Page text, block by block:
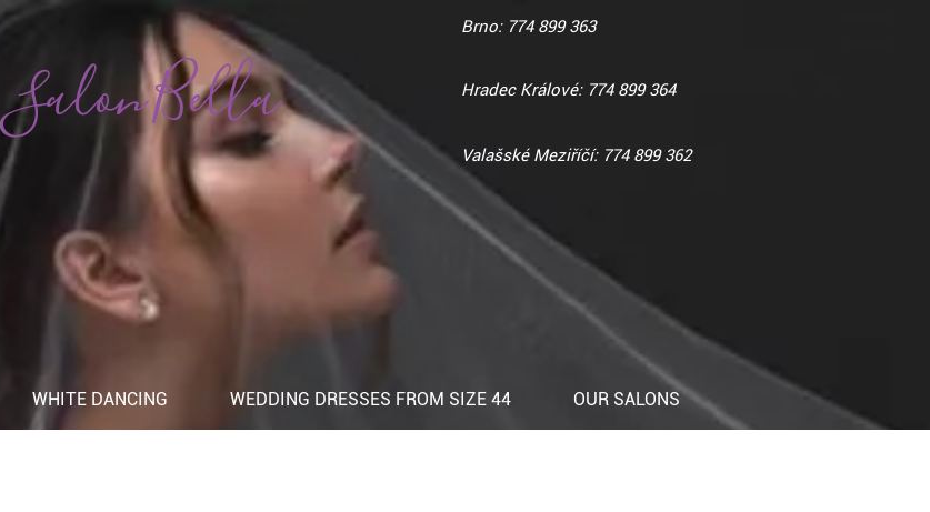
Salon Bella
Brno: 774 899 363
Hradec Králové: 774 899 364
Valašské Meziříčí: 774 899 362
WHITE DANCING WEDDING DRESSES FROM SIZE 44 OUR SALONS